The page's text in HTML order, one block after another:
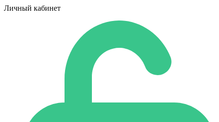
Личный кабинет